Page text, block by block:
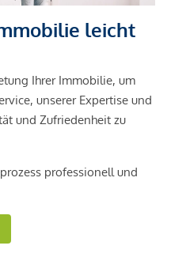
leicht
Ihrer Immobilie, um
unserer Expertise und
und Zufriedenheit zu
professionell und